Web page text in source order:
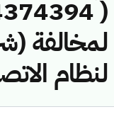
لمخالفة
لنظام